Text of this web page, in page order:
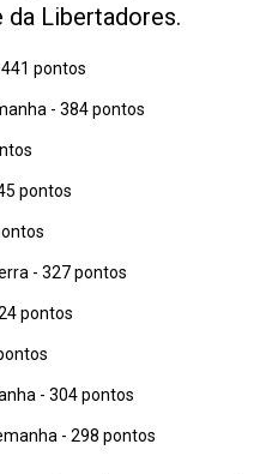
da Libertadores.
pontos
- 384 pontos
pontos
- 327 pontos
pontos
- 304 pontos
- 298 pontos